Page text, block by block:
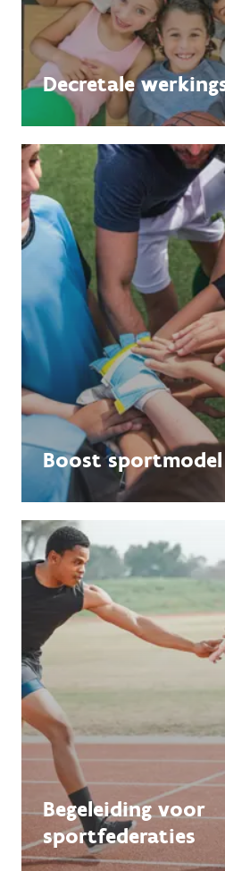
Decretale
Boost sportmodel
Begeleiding voor
sportfederaties